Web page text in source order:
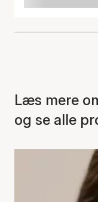
Læs mere
og se alle